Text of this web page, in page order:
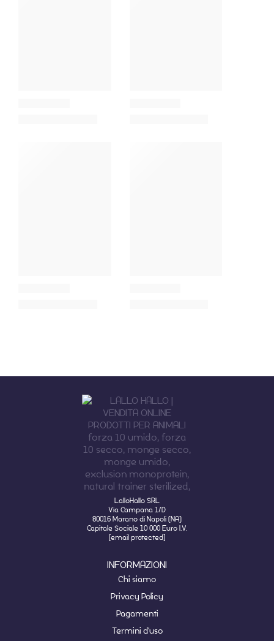
LalloHallo SRL
Via Campana 1/D
80016 Marano di Napoli (NA)
Capitale Sociale 10 000 Euro I.V.
[email protected]
INFORMAZIONI
Chi siamo
Privacy Policy
Pagamenti
Termini d'uso